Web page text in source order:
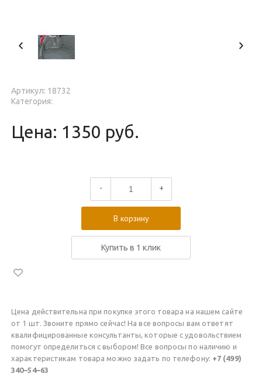
Артикул: 18732
Категория:
Цена: 1350 руб.
- +
В корзину
Купить в 1 клик
Цена действительна при покупке этого товара на нашем сайте
от 1 шт. Звоните прямо сейчас! На все вопросы вам ответят
квалифицированные консультанты, которые с удовольствием
помогут определиться с выбором! Все вопросы по наличию и
характеристикам товара можно задать по телефону: +7 (499)
340–54–63